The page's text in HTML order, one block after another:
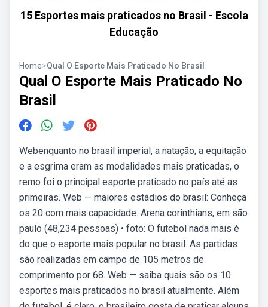
15 Esportes mais praticados no Brasil - Escola
Educação
Home>Qual O Esporte Mais Praticado No Brasil
Qual O Esporte Mais Praticado No
Brasil
Webenquanto no brasil imperial, a natação, a equitação
e a esgrima eram as modalidades mais praticadas, o
remo foi o principal esporte praticado no país até as
primeiras. Web — maiores estádios do brasil: Conheça
os 20 com mais capacidade. Arena corinthians, em são
paulo (48,234 pessoas) • foto: O futebol nada mais é
do que o esporte mais popular no brasil. As partidas
são realizadas em campo de 105 metros de
comprimento por 68. Web — saiba quais são os 10
esportes mais praticados no brasil atualmente. Além